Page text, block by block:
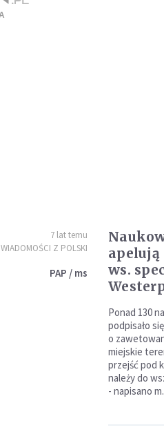
7 lat temu
WIADOMOŚCI Z POLSKI
PAP / ms
apelują
ws.
Ponad 130
podpisało
o
miejskie
przejść pod
należy do
- napisano